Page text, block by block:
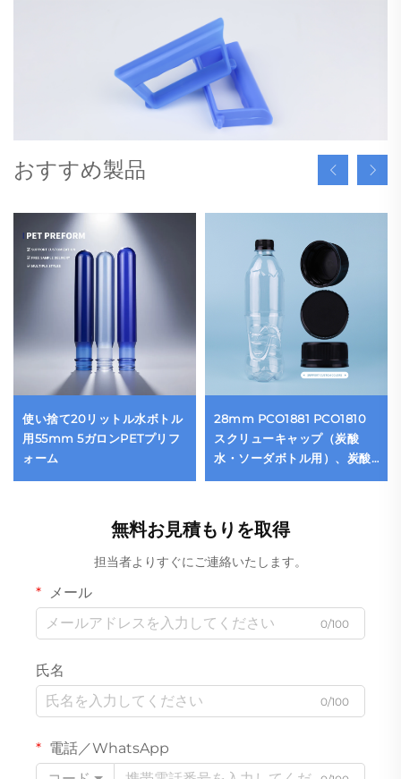
おすすめ製品
使い捨て20リットル水ボトル
用55mm 5ガロンPETプリフ
ォーム
28mm PCO1881 PCO1810
スクリューキャップ（炭酸
水・ソーダボトル用）、炭酸
無料お見積もりを取得
担当者よりすぐにご連絡いたします。
メール
0/100
氏名
0/100
電話／WhatsApp